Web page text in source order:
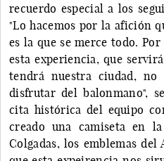
recuerdo especial a los
"Lo hacemos por la afición
es la que se merce todo.
esta experiencia, que
tendrá nuestra ciudad,
disfrutar del balonmano",
cita histórica del equipo
creado una camiseta en
Colgadas, los emblemas